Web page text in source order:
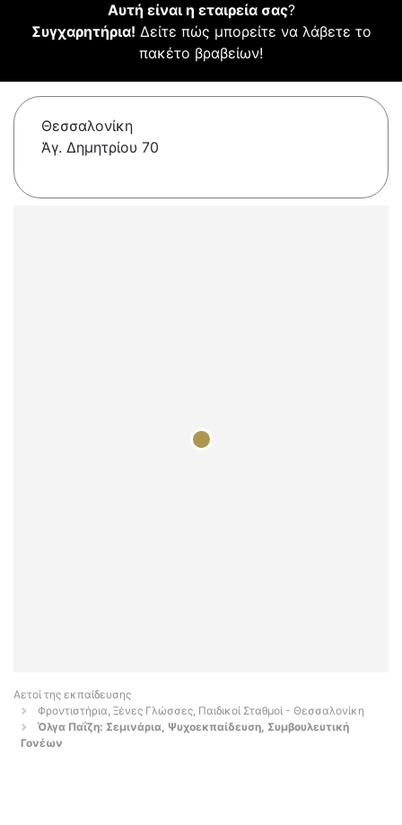
Αυτή είναι η εταιρεία σας?
Συγχαρητήρια! Δείτε πώς μπορείτε να λάβετε το
πακέτο βραβείων!
Θεσσαλονίκη
Ἁγ. Δημητρίου 70
Αετοί της εκπαίδευσης
Φροντιστήρια, Ξένες Γλώσσες, Παιδικοί Σταθμοί - Θεσσαλονίκη
Όλγα Παΐζη: Σεμινάρια, Ψυχοεκπαίδευση, Συμβουλευτική
Γονέων